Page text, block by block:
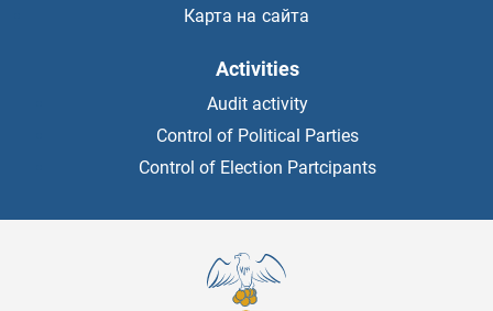
Карта на сайта
Activities
Audit activity
Control of Political Parties
Control of Election Partcipants